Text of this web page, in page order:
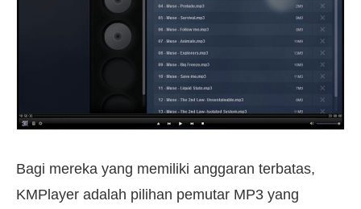
Bagi mereka yang memiliki anggaran terbatas,
KMPlayer adalah pilihan pemutar MP3 yang